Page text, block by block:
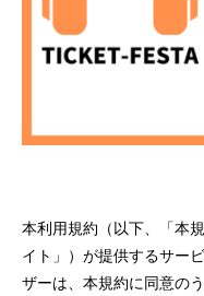
本利用規約（以下、「本
イト」）が提供するサー
ザーは、本規約に同意の